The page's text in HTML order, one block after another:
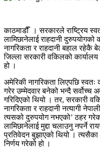
काठमाडौँ । सरकारले राष्ट्रिय
लामिछानेलाई राहदानी
नागरिकता र राहदानी बहाल रहेकै
जिल्ला सरकारी वकिलको कार्यालय
हो ।
अमेरिकी नागरिकता लिएपछि स्वतः
गरेर उम्मेदवार बनेको भन्दै
गरिदिएको थियो । तर, सरकारी
नागरिकता र राहदानी नत्यागी
त्यसको दुरुपयोग नभएको’ ठहर
लामिछानेलाई मुद्दा चलाउनु नपर्ने
प्रतिवेदन बुझाएको थियो ।
निर्णय गरेको हो ।